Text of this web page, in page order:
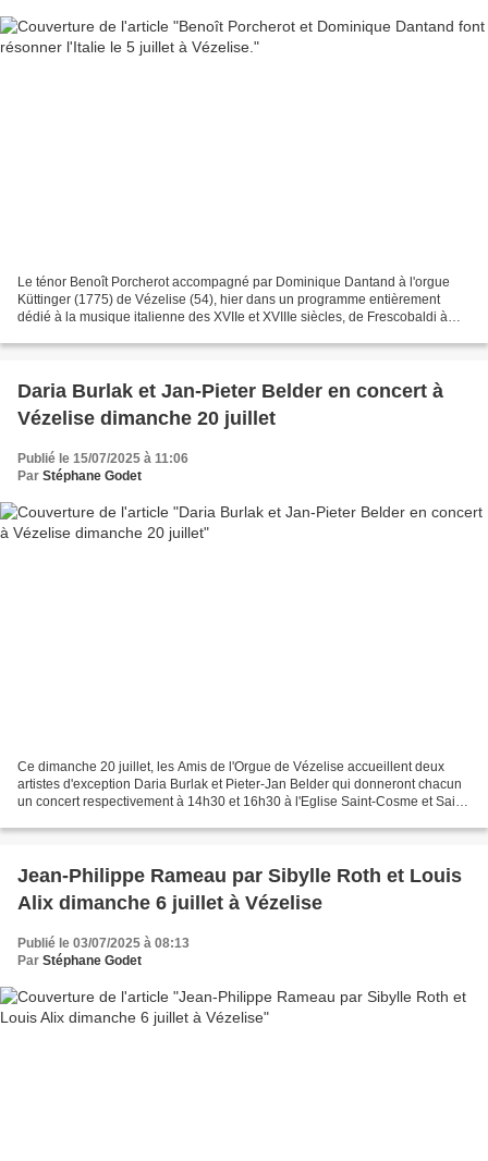
Le ténor Benoît Porcherot accompagné par Dominique Dantand à l'orgue
Küttinger (1775) de Vézelise (54), hier dans un programme entièrement
dédié à la musique italienne des XVIIe et XVIIIe siècles, de Frescobaldi à
Daria Burlak et Jan-Pieter Belder en concert à
Vézelise dimanche 20 juillet
Publié le 15/07/2025 à 11:06
Par Stéphane Godet
Ce dimanche 20 juillet, les Amis de l'Orgue de Vézelise accueillent deux
artistes d'exception Daria Burlak et Pieter-Jan Belder qui donneront chacun
un concert respectivement à 14h30 et 16h30 à l'Eglise Saint-Cosme et Saint-
Jean-Philippe Rameau par Sibylle Roth et Louis
Alix dimanche 6 juillet à Vézelise
Publié le 03/07/2025 à 08:13
Par Stéphane Godet